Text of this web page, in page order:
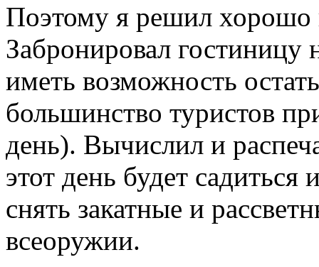
Поэтому я решил хорошо
Забронировал гостиницу
иметь возможность
большинство туристов
день). Вычислил и
этот день будет
снять закатные и
всеоружии.